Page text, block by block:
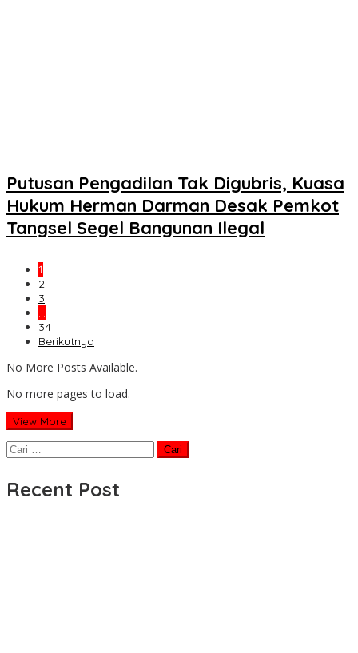
Putusan Pengadilan Tak Digubris, Kuasa
Hukum Herman Darman Desak Pemkot
Tangsel Segel Bangunan Ilegal
1
2
3
…
34
Berikutnya
No More Posts Available.
No more pages to load.
View More
Cari
untuk:
Recent Post